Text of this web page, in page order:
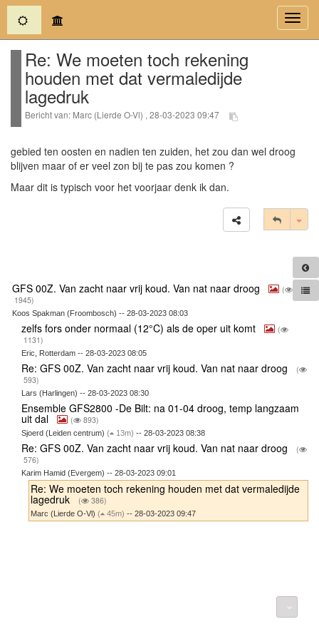
(current)
Re: We moeten toch rekening
houden met dat vermaledijde
lagedruk
Bericht van: Marc (Lierde O-Vl) , 28-03-2023 09:47
gebied ten oosten en nadien ten zuiden, het zou dan wel droog
blijven maar of er veel zon bij te pas zou komen ?
Maar dit is typisch voor het voorjaar denk ik dan.
GFS 00Z. Van zacht naar vrij koud. Van nat naar droog
(
1945)
Koos Spakman (Froombosch) -- 28-03-2023 08:03
zelfs fors onder normaal (12°C) als de oper uit komt
(
1131)
Eric, Rotterdam -- 28-03-2023 08:05
Re: GFS 00Z. Van zacht naar vrij koud. Van nat naar droog
(
593)
Lars (Harlingen) -- 28-03-2023 08:30
Ensemble GFS2800 -De Bilt: na 01-04 droog, temp langzaam
uit dal ( 893)
Sjoerd (Leiden centrum) ( 13m) -- 28-03-2023 08:38
Re: GFS 00Z. Van zacht naar vrij koud. Van nat naar droog
(
576)
Karim Hamid (Evergem) -- 28-03-2023 09:01
Re: We moeten toch rekening houden met dat vermaledijde
lagedruk ( 386)
Marc (Lierde O-Vl)( 45m) -- 28-03-2023 09:47